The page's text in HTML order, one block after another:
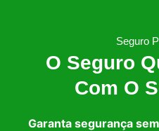
Seguro
O Seguro
Com O
Garanta segurança